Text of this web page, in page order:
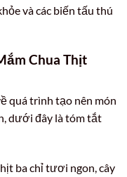
và các biến tấu thú
Chua Thịt
quá trình tạo nên món
dưới đây là tóm tắt
ba chỉ tươi ngon, cây